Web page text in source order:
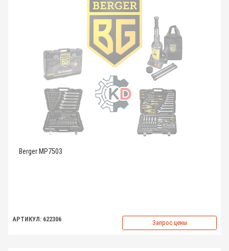
Berger MP7503
АРТИКУЛ: 622306 Запрос цены